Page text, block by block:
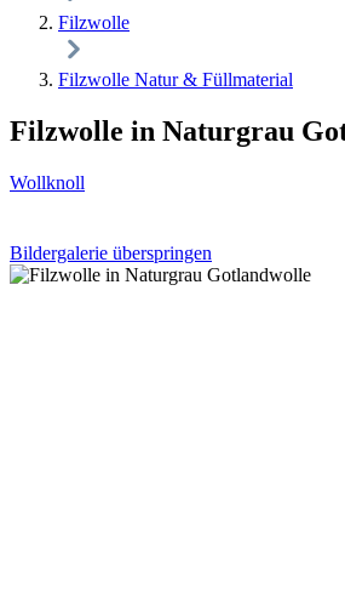
Filzwolle
Filzwolle Natur & Füllmaterial
Filzwolle in Naturgrau
Wollknoll
Bildergalerie überspringen